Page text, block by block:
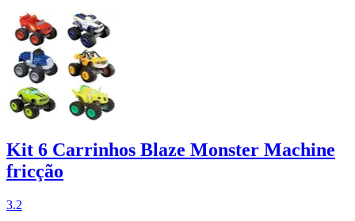
Kit 6 Carrinhos Blaze Monster Machine
fricção
3.2